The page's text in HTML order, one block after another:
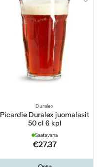
Duralex
Picardie Duralex juomalasit
50 cl 6 kpl
Saatavana
€27.37